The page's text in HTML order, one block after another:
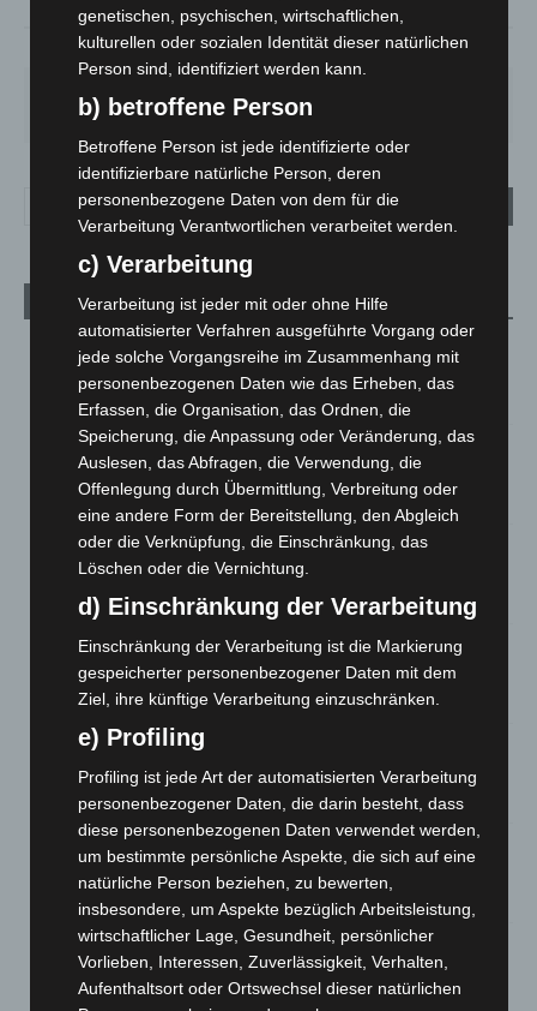
69% 1.8m/s 9%
27° 34° 28°
Aktuelle Beiträge
Kunst trifft Weingenuss: Barbara-Susann Mehring zeigt ihre
Werke im Jacques’ Wein-Depot Isernhagen
8. August 2026
A2: Zweite Turbobaustelle startet zwischen Hannover-West
und Bothfeld
8. August 2026
Niedersachsen: Feuerwehrkräfte kehren nach
Waldbrandeinsatz aus Spanien zurück
7. August 2026
Hannover: Erste Tigermücken-Population in Niedersachsen
entdeckt
7. August 2026
Brand im „Haus der Begegnung“ in Neuwarmbüchen schnell
eingedämmt
6. August 2026
Region Hannover: 21 neue Notfallsanitäter starten beim
Mann läuft mit Hockeyschläger über A7 – Polizei sucht
Zeugen
5. August 2026
genetischen, psychischen, wirtschaftlichen,
kulturellen oder sozialen Identität dieser natürlichen
Person sind, identifiziert werden kann.
b) betroffene Person
Betroffene Person ist jede identifizierte oder
identifizierbare natürliche Person, deren
personenbezogene Daten von dem für die
Verarbeitung Verantwortlichen verarbeitet werden.
c) Verarbeitung
Verarbeitung ist jeder mit oder ohne Hilfe
automatisierter Verfahren ausgeführte Vorgang oder
jede solche Vorgangsreihe im Zusammenhang mit
personenbezogenen Daten wie das Erheben, das
Erfassen, die Organisation, das Ordnen, die
Speicherung, die Anpassung oder Veränderung, das
Auslesen, das Abfragen, die Verwendung, die
Offenlegung durch Übermittlung, Verbreitung oder
eine andere Form der Bereitstellung, den Abgleich
oder die Verknüpfung, die Einschränkung, das
Löschen oder die Vernichtung.
d) Einschränkung der Verarbeitung
Einschränkung der Verarbeitung ist die Markierung
gespeicherter personenbezogener Daten mit dem
Ziel, ihre künftige Verarbeitung einzuschränken.
e) Profiling
Profiling ist jede Art der automatisierten Verarbeitung
personenbezogener Daten, die darin besteht, dass
diese personenbezogenen Daten verwendet werden,
um bestimmte persönliche Aspekte, die sich auf eine
natürliche Person beziehen, zu bewerten,
insbesondere, um Aspekte bezüglich Arbeitsleistung,
wirtschaftlicher Lage, Gesundheit, persönlicher
Vorlieben, Interessen, Zuverlässigkeit, Verhalten,
Aufenthaltsort oder Ortswechsel dieser natürlichen